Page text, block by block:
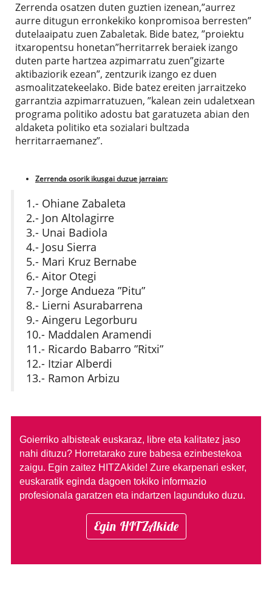
Zerrenda osatzen duten guztien izenean,”aurrez
aurre ditugun erronkekiko konpromisoa berresten”
dutelaaipatu zuen Zabaletak. Bide batez, ”proiektu
itxaropentsu honetan”herritarrek beraiek izango
duten parte hartzea azpimarratu zuen”gizarte
aktibaziorik ezean”, zentzurik izango ez duen
asmoalitzatekeelako. Bide batez ereiten jarraitzeko
garrantzia azpimarratuzuen, ”kalean zein udaletxean
programa politiko adostu bat garatuzeta abian den
aldaketa politiko eta sozialari bultzada
herritarraemanez”.
Zerrenda osorik ikusgai duzue jarraian:
1.- Ohiane Zabaleta
2.- Jon Altolagirre
3.- Unai Badiola
4.- Josu Sierra
5.- Mari Kruz Bernabe
6.- Aitor Otegi
7.- Jorge Andueza ”Pitu”
8.- Lierni Asurabarrena
9.- Aingeru Legorburu
10.- Maddalen Aramendi
11.- Ricardo Babarro ”Ritxi”
12.- Itziar Alberdi
13.- Ramon Arbizu
Goierriko albisteak euskaraz, libre eta kalitatez jaso
nahi dituzu? Horretarako zure babesa ezinbestekoa
zaigu. Egin zaitez HITZAkide! Zure ekarpenari esker,
euskaratik eginda dagoen tokiko informazio
profesionala garatzen eta indartzen lagunduko duzu.
Egin HITZAkide